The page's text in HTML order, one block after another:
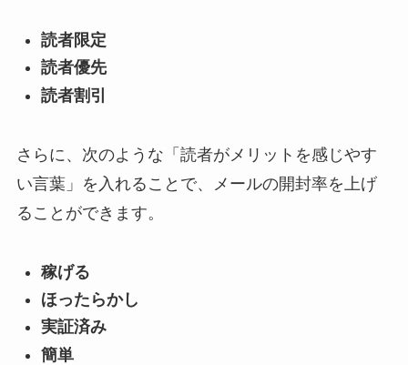
読者限定
読者優先
読者割引
さらに、次のような「読者がメリットを感じやす
い言葉」を入れることで、メールの開封率を上げ
ることができます。
稼げる
ほったらかし
実証済み
簡単